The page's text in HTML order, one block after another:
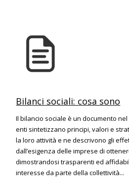
Bilanci sociali: cosa sono
Il bilancio sociale è un documento
enti sintetizzano principi, valori e
la loro attività e ne descrivono gli
dall’esigenza delle imprese di
dimostrandosi trasparenti ed
interesse da parte della collettività...